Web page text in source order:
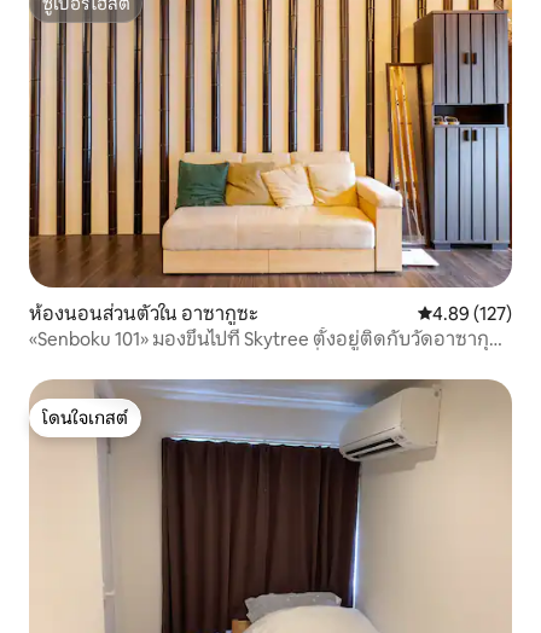
ซูเปอร์โฮสต์
ห้องนอนส่วนตัวใน อาซากูซะ คะแนนเฉลี่ย
4.89 (127)
«Senboku 101» มองขึ้นไปที่ Skytree ตั้งอยู่ติดกับวัดอาซากุสะ
สถานีอาซากุสะ
โดนใจเกสต์
โดนใจเกสต์